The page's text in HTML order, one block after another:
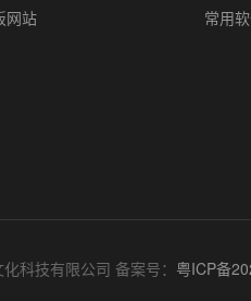
网站
常用
科技有限公司 备案号： 粤ICP备